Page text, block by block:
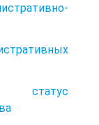
статус